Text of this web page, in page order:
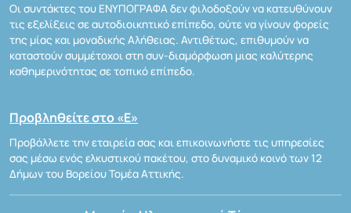
Οι συντάκτες του ΕΝΥΠΟΓΡΑΦΑ δεν φιλοδοξούν να κατευθύνουν
τις εξελίξεις σε αυτοδιοικητικό επίπεδο, ούτε να γίνουν φορείς
της μίας και μοναδικής Αλήθειας. Αντιθέτως, επιθυμούν να
καταστούν συμμέτοχοι στη συν-διαμόρφωση μιας καλύτερης
καθημερινότητας σε τοπικό επίπεδο.
Προβληθείτε στο «Ε»
Προβάλλετε την εταιρεία σας και επικοινωνήστε τις υπηρεσίες
σας μέσω ενός ελκυστικού πακέτου, στο δυναμικό κοινό των 12
Δήμων του Βορείου Τομέα Αττικής.